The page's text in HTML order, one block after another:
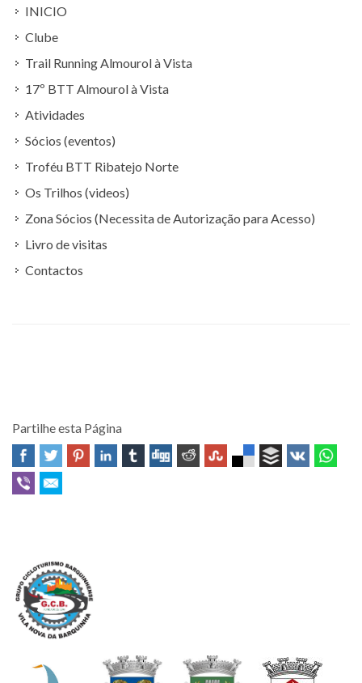
INICIO
Clube
Trail Running Almourol à Vista
17º BTT Almourol à Vista
Atividades
Sócios (eventos)
Troféu BTT Ribatejo Norte
Os Trilhos (videos)
Zona Sócios (Necessita de Autorização para Acesso)
Livro de visitas
Contactos
Partilhe esta Página